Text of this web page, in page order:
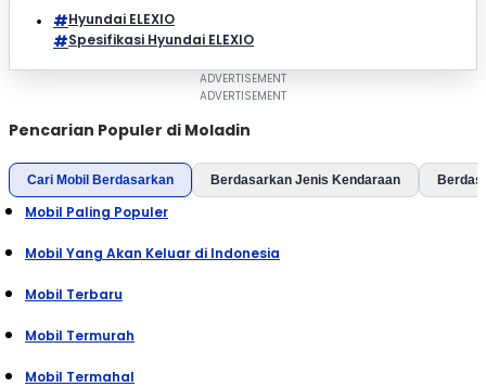
Hyundai ELEXIO
Spesifikasi Hyundai ELEXIO
Pencarian Populer di Moladin
Cari Mobil Berdasarkan Berdasarkan Jenis Kendaraan
Mobil Paling Populer
Mobil Yang Akan Keluar di Indonesia
Mobil Terbaru
Mobil Termurah
Mobil Termahal